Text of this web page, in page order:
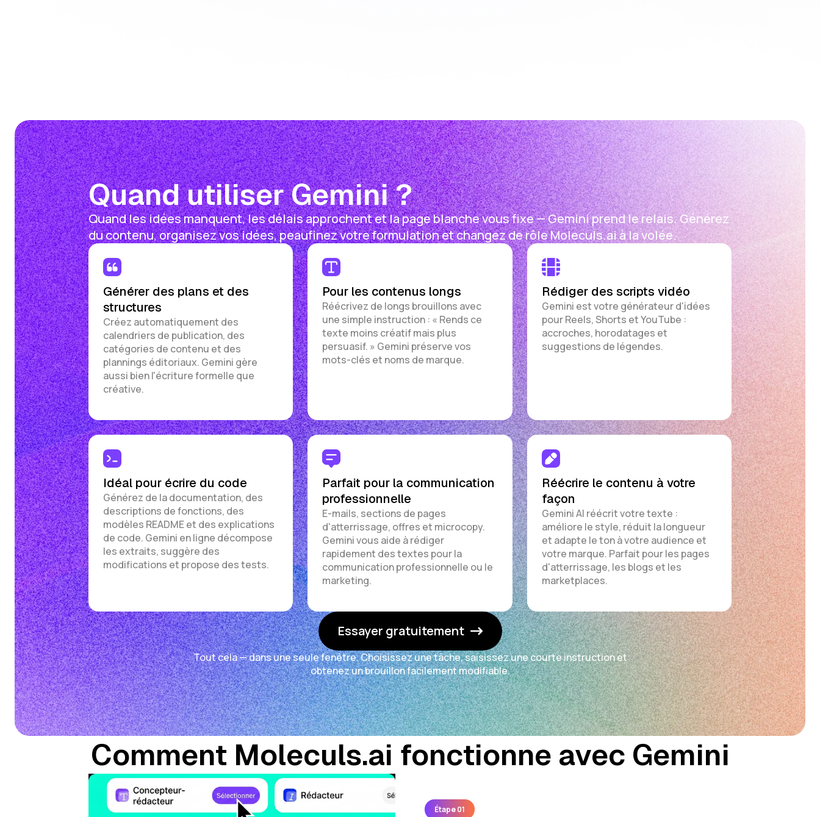
Quand utiliser Gemini ?
Quand les idées manquent, les délais approchent et la page blanche vous fixe — Gemini prend le relais. Générez
du contenu, organisez vos idées, peaufinez votre formulation et changez de rôle Moleculs.ai à la volée.
Générer des plans et des
structures
Créez automatiquement des
calendriers de publication, des
catégories de contenu et des
plannings éditoriaux. Gemini gère
aussi bien l'écriture formelle que
créative.
Pour les contenus longs
Réécrivez de longs brouillons avec
une simple instruction : « Rends ce
texte moins créatif mais plus
persuasif. » Gemini préserve vos
mots-clés et noms de marque.
Rédiger des scripts vidéo
Gemini est votre générateur d'idées
pour Reels, Shorts et YouTube :
accroches, horodatages et
suggestions de légendes.
Idéal pour écrire du code
Générez de la documentation, des
descriptions de fonctions, des
modèles README et des explications
de code. Gemini en ligne décompose
les extraits, suggère des
modifications et propose des tests.
Parfait pour la communication
professionnelle
E-mails, sections de pages
d'atterrissage, offres et microcopy.
Gemini vous aide à rédiger
rapidement des textes pour la
communication professionnelle ou le
marketing.
Réécrire le contenu à votre
façon
Gemini AI réécrit votre texte :
améliore le style, réduit la longueur
et adapte le ton à votre audience et
votre marque. Parfait pour les pages
d'atterrissage, les blogs et les
marketplaces.
Essayer gratuitement
Tout cela — dans une seule fenêtre. Choisissez une tâche, saisissez une courte instruction et
obtenez un brouillon facilement modifiable.
Comment Moleculs.ai fonctionne avec Gemini
Étape 01